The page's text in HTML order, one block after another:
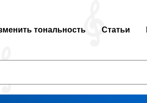
тональность Статьи